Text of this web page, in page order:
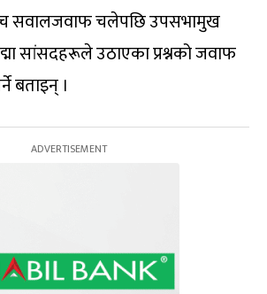
सवालजवाफ चलेपछि उपसभामुख
सांसदहरूले उठाएका प्रश्नको जवाफ
बताइन् ।